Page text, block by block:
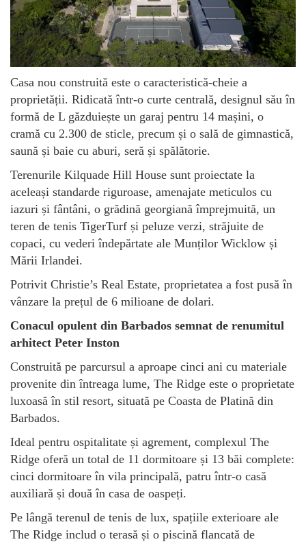
Casa nou construită este o caracteristică-cheie a
proprietății. Ridicată într-o curte centrală, designul său în
formă de L găzduiește un garaj pentru 14 mașini, o
cramă cu 2.300 de sticle, precum și o sală de gimnastică,
saună și baie cu aburi, seră și spălătorie.
Terenurile Kilquade Hill House sunt proiectate la
aceleași standarde riguroase, amenajate meticulos cu
iazuri și fântâni, o grădină georgiană împrejmuită, un
teren de tenis TigerTurf și peluze verzi, străjuite de
copaci, cu vederi îndepărtate ale Munților Wicklow și
Mării Irlandei.
Potrivit Christie’s Real Estate, proprietatea a fost pusă în
vânzare la prețul de 6 milioane de dolari.
Conacul opulent din Barbados semnat de renumitul
arhitect Peter Inston
Construită pe parcursul a aproape cinci ani cu materiale
provenite din întreaga lume, The Ridge este o proprietate
luxoasă în stil resort, situată pe Coasta de Platină din
Barbados.
Ideal pentru ospitalitate și agrement, complexul The
Ridge oferă un total de 11 dormitoare și 13 băi complete:
cinci dormitoare în vila principală, patru într-o casă
auxiliară și două în casa de oaspeți.
Pe lângă terenul de tenis de lux, spațiile exterioare ale
The Ridge includ o terasă și o piscină flancată de